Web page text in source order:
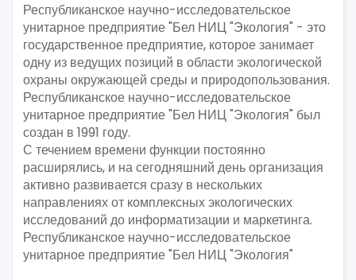
Республиканское научно-исследовательское
унитарное предприятие "Бел НИЦ "Экология" - это
государственное предприятие, которое занимает
одну из ведущих позиций в области экологической
охраны окружающей среды и природопользования.
Республиканское научно-исследовательское
унитарное предприятие "Бел НИЦ "Экология" был
создан в 1991 году.
С течением времени функции постоянно
расширялись, и на сегодняшний день организация
активно развивается сразу в нескольких
направлениях от комплексных экологических
исследований до информатизации и маркетинга.
Республиканское научно-исследовательское
унитарное предприятие "Бел НИЦ "Экология"